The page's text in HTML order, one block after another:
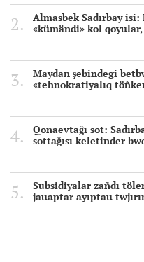
Almasbek Sadırbay isi:
«kümändi» kol
Maydan şebindegi
«tehnokratiyalıq
Qonaevtağı sot:
sottağısı keletinder
Subsidiyalar zañdı
jauaptar ayıptau